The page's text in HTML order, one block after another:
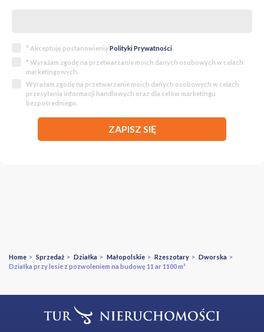
* Akceptuję postanowienia Polityki Prywatności.
* Wyrażam zgodę na przetwarzanie moich danych osobowych w celach
marketingowych.
Wyrażam zgodę na przetwarzanie moich danych osobowych w celach
przesyłania informacji handlowych oraz dla celów marketingu
bezpośredniego.
ZAPISZ SIĘ
Home > Sprzedaż > Działka > Małopolskie > Rzeszotary > Dworska >
Działka przy lesie z pozwoleniem na budowę 11 ar 1100 m²